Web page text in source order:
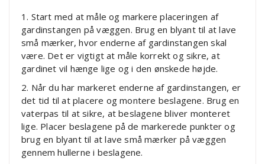
1. Start med at måle og markere placeringen af
gardinstangen på væggen. Brug en blyant til at lave
små mærker, hvor enderne af gardinstangen skal
være. Det er vigtigt at måle korrekt og sikre, at
gardinet vil hænge lige og i den ønskede højde.
2. Når du har markeret enderne af gardinstangen, er
det tid til at placere og montere beslagene. Brug en
vaterpas til at sikre, at beslagene bliver monteret
lige. Placer beslagene på de markerede punkter og
brug en blyant til at lave små mærker på væggen
gennem hullerne i beslagene.